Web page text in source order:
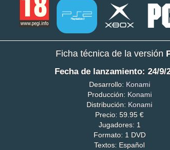
Ficha técnica de la versión
Fecha de lanzamiento: 24/9/
Desarrollo: Konami
Producción: Konami
Distribución: Konami
Precio: 59.95 €
Jugadores: 1
Formato: 1 DVD
Textos: Español